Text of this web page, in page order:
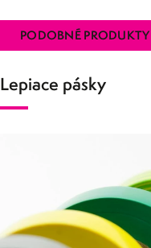
PODOBNÉ PRODUKTY
Lepiace pásky